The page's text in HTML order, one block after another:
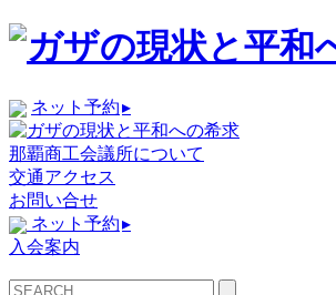
ネット予約▸
那覇商工会議所について
交通アクセス
お問い合せ
ネット予約▸
入会案内